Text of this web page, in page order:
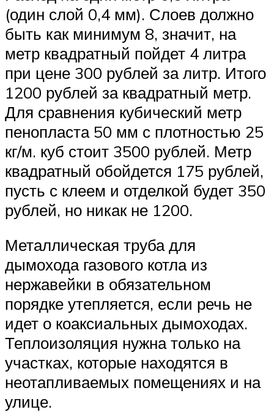
(один слой 0,4 мм). Слоев должно
быть как минимум 8, значит, на
метр квадратный пойдет 4 литра
при цене 300 рублей за литр. Итого
1200 рублей за квадратный метр.
Для сравнения кубический метр
пенопласта 50 мм с плотностью 25
кг/м. куб стоит 3500 рублей. Метр
квадратный обойдется 175 рублей,
пусть с клеем и отделкой будет 350
рублей, но никак не 1200.
Металлическая труба для
дымохода газового котла из
нержавейки в обязательном
порядке утепляется, если речь не
идет о коаксиальных дымоходах.
Теплоизоляция нужна только на
участках, которые находятся в
неотапливаемых помещениях и на
улице.